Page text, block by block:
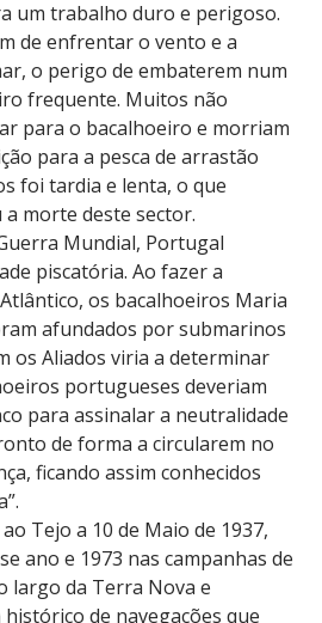
um trabalho duro e perigoso.
de enfrentar o vento e a
o perigo de embaterem num
frequente. Muitos não
para o bacalhoeiro e morriam
para a pesca de arrastão
foi tardia e lenta, o que
morte deste sector.
Mundial, Portugal
piscatória. Ao fazer a
os bacalhoeiros Maria
afundados por submarinos
os Aliados viria a determinar
portugueses deveriam
para assinalar a neutralidade
de forma a circularem no
ficando assim conhecidos
Tejo a 10 de Maio de 1937,
ano e 1973 nas campanhas de
largo da Terra Nova e
de navegações que